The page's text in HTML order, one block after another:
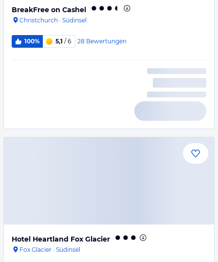
BreakFree on Cashel
Christchurch · Südinsel
100% 5,1 / 6 28 Bewertungen
Hotel Heartland Fox Glacier
Fox Glacier · Südinsel